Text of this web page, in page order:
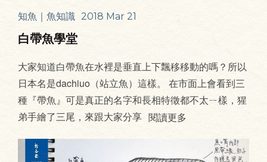
知魚｜魚知識 2018 Mar 21
白帶魚學堂
大家知道白帶魚在水裡是垂直上下飄移移動的嗎？所以
日本名是dachiuo（站立魚）這樣。 在市面上會看到三
種『帶魚』可是真正的名字和長相特徵都不太ㄧ樣，猩
弟手繪了三尾，來跟大家分享 閱讀更多